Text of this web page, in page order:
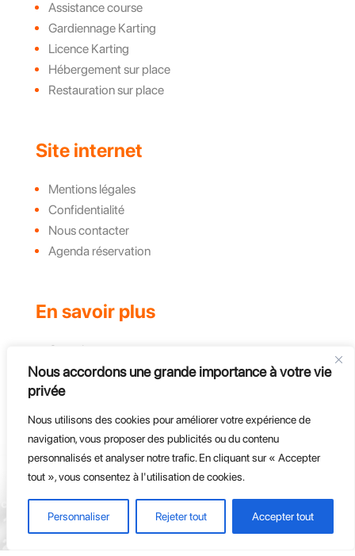
Nous accordons une grande importance à votre vie
privée
Nous utilisons des cookies pour améliorer votre expérience de
navigation, vous proposer des publicités ou du contenu
personnalisés et analyser notre trafic. En cliquant sur « Accepter
tout », vous consentez à l'utilisation de cookies.
Personnaliser Rejeter tout Accepter tout
Assistance course
Gardiennage Karting
Licence Karting
Hébergement sur place
Restauration sur place
Site internet
Mentions légales
Confidentialité
Nous contacter
Agenda réservation
En savoir plus
Complexe
Actualités et évènements
Challenges
Groupe, CE et Entreprises
Course d'endurance